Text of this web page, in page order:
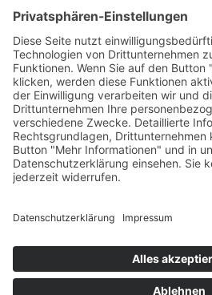
Unsern Service erreichen Sie
bis 17:00 Uhr:
Hotline:+49 201
E-Mail:
Über uns
Allgemeine